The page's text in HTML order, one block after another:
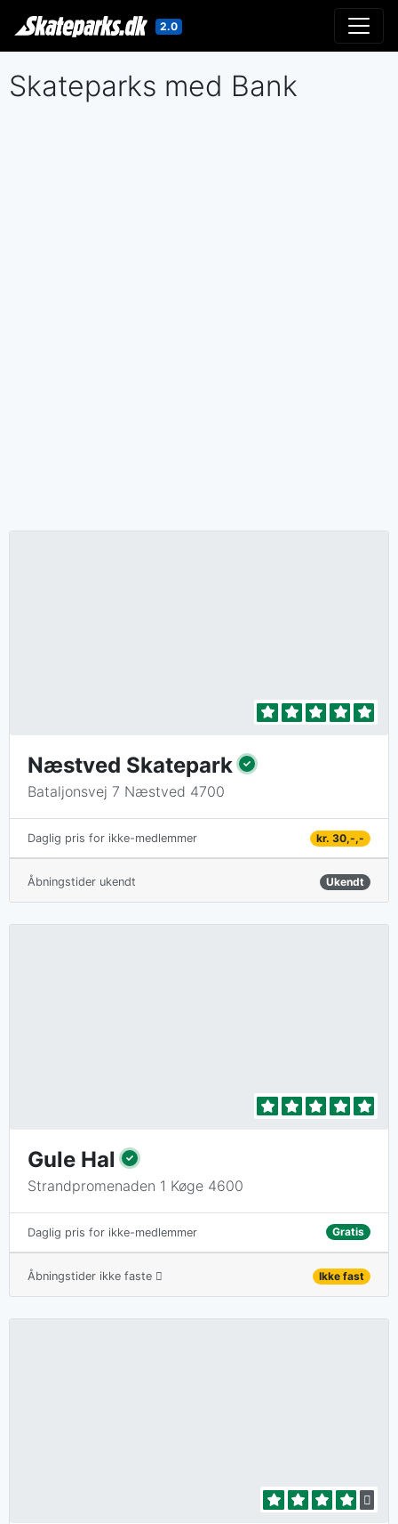
2.0
Skateparks med Bank
Næstved Skatepark
Bataljonsvej 7 Næstved 4700
Daglig pris for ikke-medlemmer kr. 30,-,-
Åbningstider ukendt Ukendt
Gule Hal
Strandpromenaden 1 Køge 4600
Daglig pris for ikke-medlemmer Gratis
Åbningstider ikke faste Ikke fast